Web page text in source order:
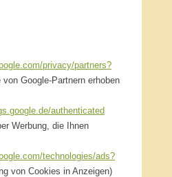
privacy/partners?
von Google-Partnern erhoben
authenticated
Werbung, die Ihnen
technologies/ads?
von Cookies in Anzeigen)